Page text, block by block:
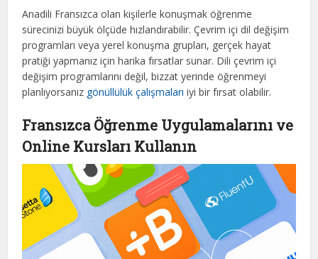
Anadili Fransızca olan kişilerle konuşmak öğrenme
sürecinizi büyük ölçüde hızlandırabilir. Çevrim içi dil değişim
programları veya yerel konuşma grupları, gerçek hayat
pratiği yapmanız için harika fırsatlar sunar. Dili çevrim içi
değişim programlarını değil, bizzat yerinde öğrenmeyi
planlıyorsanız gönüllülük çalışmaları iyi bir fırsat olabilir.
Fransızca Öğrenme Uygulamalarını ve
Online Kursları Kullanın